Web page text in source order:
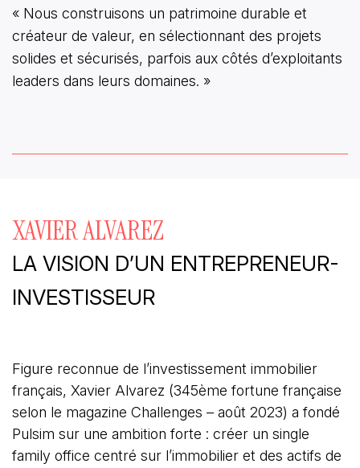
« Nous construisons un patrimoine durable et
créateur de valeur, en sélectionnant des projets
solides et sécurisés, parfois aux côtés d’exploitants
leaders dans leurs domaines. »
XAVIER ALVAREZ
LA VISION D’UN ENTREPRENEUR-
INVESTISSEUR
Figure reconnue de l’investissement immobilier
français, Xavier Alvarez (345ème fortune française
selon le magazine Challenges – août 2023) a fondé
Pulsim sur une ambition forte : créer un single
family office centré sur l’immobilier et des actifs de